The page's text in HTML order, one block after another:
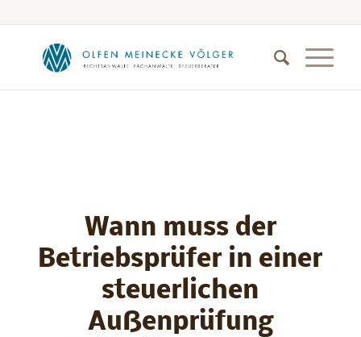
Wann muss der
Betriebsprüfer in einer
steuerlichen
Außenprüfung